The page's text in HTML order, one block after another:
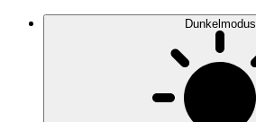
Dunkelmodus